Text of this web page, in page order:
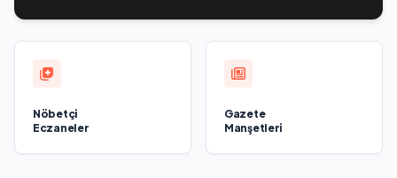
Nöbetçi
Eczaneler
Gazete
Manşetleri